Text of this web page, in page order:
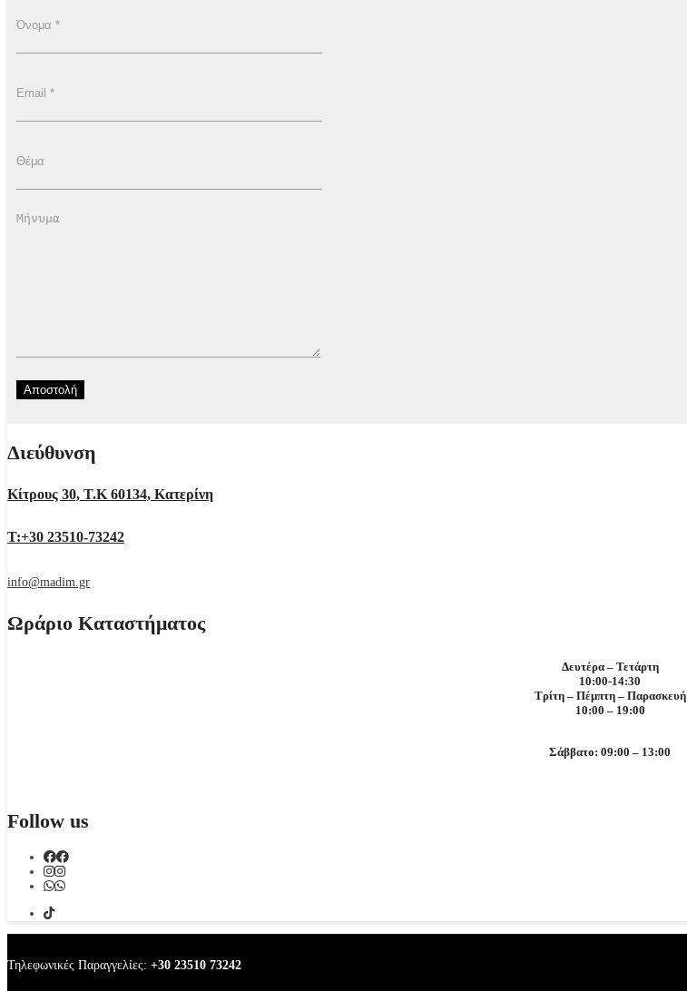
Διεύθυνση
Κίτρους 30, Τ.Κ 60134, Κατερίνη
Τ:+30 23510-73242
info@madim.gr
Ωράριο Καταστήματος
Δευτέρα – Τετάρτη
10:00-14:30
Τρίτη – Πέμπτη – Παρασκευή
10:00 – 19:00
Σάββατο: 09:00 – 13:00
Follow us
Τηλεφωνικές Παραγγελίες: +30 23510 73242